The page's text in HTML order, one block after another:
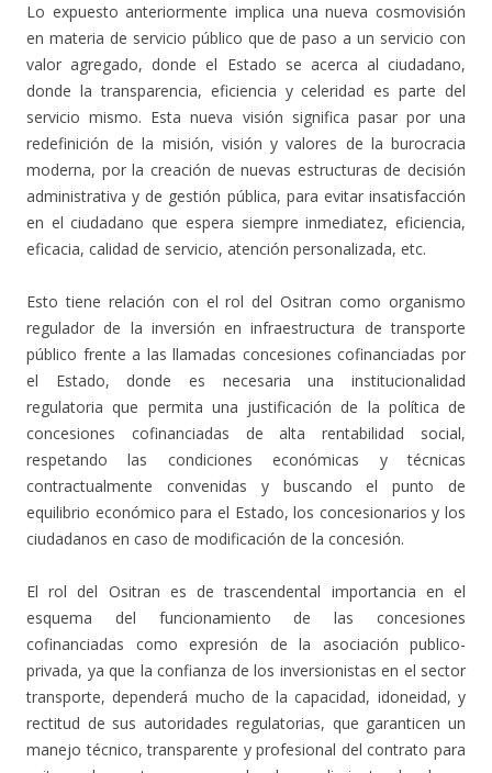
Lo expuesto anteriormente implica una nueva cosmovisión
en materia de servicio público que de paso a un servicio con
valor agregado, donde el Estado se acerca al ciudadano,
donde la transparencia, eficiencia y celeridad es parte del
servicio mismo. Esta nueva visión significa pasar por una
redefinición de la misión, visión y valores de la burocracia
moderna, por la creación de nuevas estructuras de decisión
administrativa y de gestión pública, para evitar insatisfacción
en el ciudadano que espera siempre inmediatez, eficiencia,
eficacia, calidad de servicio, atención personalizada, etc.
Esto tiene relación con el rol del Ositran como organismo
regulador de la inversión en infraestructura de transporte
público frente a las llamadas concesiones cofinanciadas por
el Estado, donde es necesaria una institucionalidad
regulatoria que permita una justificación de la política de
concesiones cofinanciadas de alta rentabilidad social,
respetando las condiciones económicas y técnicas
contractualmente convenidas y buscando el punto de
equilibrio económico para el Estado, los concesionarios y los
ciudadanos en caso de modificación de la concesión.
El rol del Ositran es de trascendental importancia en el
esquema del funcionamiento de las concesiones
cofinanciadas como expresión de la asociación publico-
privada, ya que la confianza de los inversionistas en el sector
transporte, dependerá mucho de la capacidad, idoneidad, y
rectitud de sus autoridades regulatorias, que garanticen un
manejo técnico, transparente y profesional del contrato para